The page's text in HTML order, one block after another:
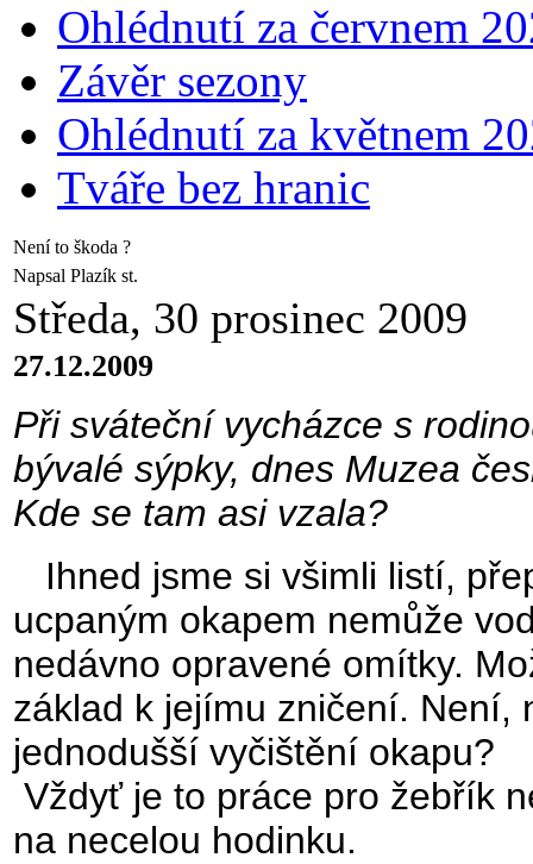
Ohlédnutí za červnem
Závěr sezony
Ohlédnutí za květnem
Tváře bez hranic
Není to škoda ?
Napsal Plazík st.
Středa, 30 prosinec 2009
27.12.2009
Při sváteční vycházce s
bývalé sýpky, dnes Muzea
Kde se tam asi vzala?
Ihned jsme si všimli listí,
ucpaným okapem nemůže
nedávno opravené omítky.
základ k jejímu zničení. Není,
jednodušší vyčištění okapu?
Vždyť je to práce pro žebřík
na necelou hodinku.